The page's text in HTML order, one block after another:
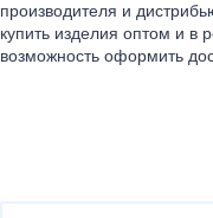
производителя и
купить изделия оптом и в
возможность оформить